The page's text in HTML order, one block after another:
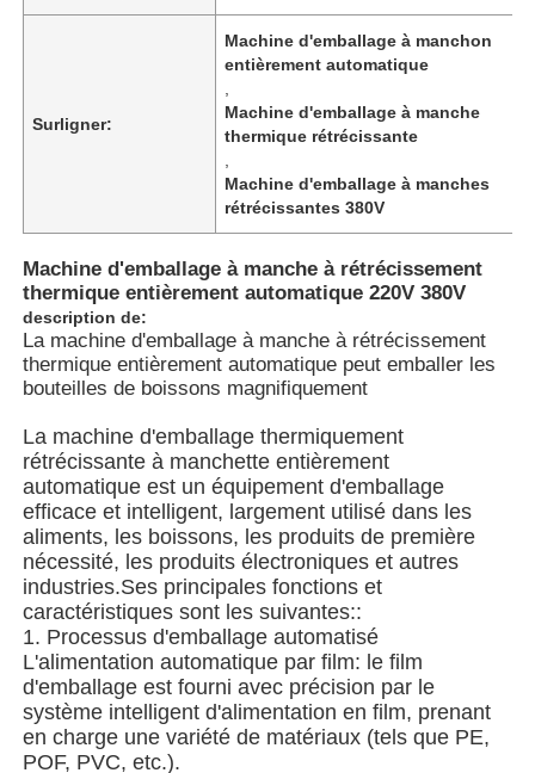
À la maison
Produits
Vidéos
Surligner:
Machine d'emballage à manchon
entièrement automatique
Machine d'emballage à manche
thermique rétrécissante
Machine d'emballage à manches
rétrécissantes 380V
Machine d'emballage à manche à rétrécissement
thermique entièrement automatique 220V 380V
description de:
La machine d'emballage à manche à rétrécissement
thermique entièrement automatique peut emballer les
bouteilles de boissons magnifiquement
La machine d'emballage thermiquement
rétrécissante à manchette entièrement
automatique est un équipement d'emballage
efficace et intelligent, largement utilisé dans les
aliments, les boissons, les produits de première
nécessité, les produits électroniques et autres
industries.Ses principales fonctions et
caractéristiques sont les suivantes::
1. Processus d'emballage automatisé
L'alimentation automatique par film: le film
d'emballage est fourni avec précision par le
système intelligent d'alimentation en film, prenant
en charge une variété de matériaux (tels que PE,
POF, PVC, etc.).